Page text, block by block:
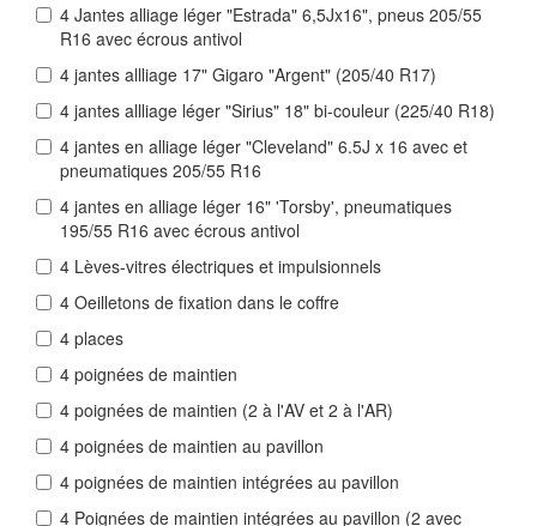
4 Jantes alliage léger "Estrada" 6,5Jx16", pneus 205/55
R16 avec écrous antivol
4 jantes allliage 17" Gigaro "Argent" (205/40 R17)
4 jantes allliage léger "Sirius" 18" bi-couleur (225/40 R18)
4 jantes en alliage léger "Cleveland" 6.5J x 16 avec et
pneumatiques 205/55 R16
4 jantes en alliage léger 16" 'Torsby', pneumatiques
195/55 R16 avec écrous antivol
4 Lèves-vitres électriques et impulsionnels
4 Oeilletons de fixation dans le coffre
4 places
4 poignées de maintien
4 poignées de maintien (2 à l'AV et 2 à l'AR)
4 poignées de maintien au pavillon
4 poignées de maintien intégrées au pavillon
4 Poignées de maintien intégrées au pavillon (2 avec